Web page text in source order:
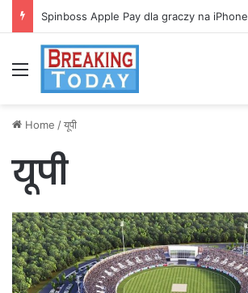
Spinboss Apple Pay dla graczy na iPhone
Menu
Home /यूपी
यूपी